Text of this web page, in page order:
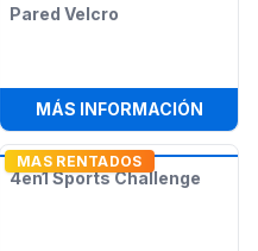
RUN
Pared Velcro
MÁS INFORMACIÓN:
MAS RENTADOS
4en1 Sports Challenge